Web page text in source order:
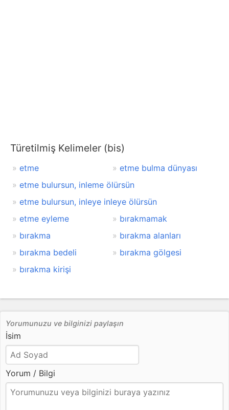
Türetilmiş Kelimeler (bis)
etme
etme bulma dünyası
etme bulursun, inleme ölürsün
etme bulursun, inleye inleye ölürsün
etme eyleme
bırakmamak
bırakma
bırakma alanları
bırakma bedeli
bırakma gölgesi
bırakma kirişi
Yorumunuzu ve bilginizi paylaşın
İsim
Yorum / Bilgi